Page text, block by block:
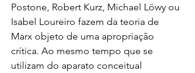
Postone, Robert Kurz, Michael Löwy ou
Isabel Loureiro fazem da teoria de
Marx objeto de uma apropriação
crítica. Ao mesmo tempo que se
utilizam do aparato conceitual